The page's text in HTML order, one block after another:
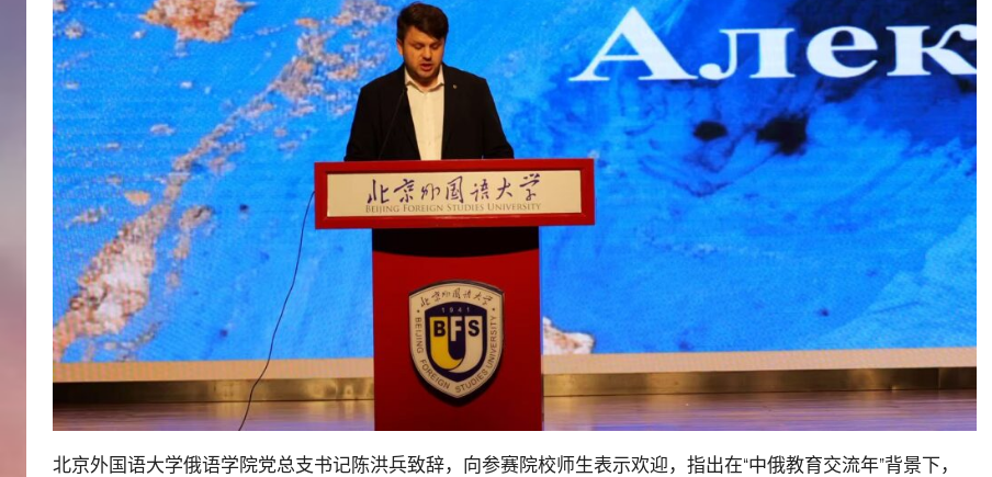
北京外国语大学俄语学院党总支书记陈洪兵致辞，向参赛院校师生表示欢迎，指出在“中俄教育交流年”背景下，